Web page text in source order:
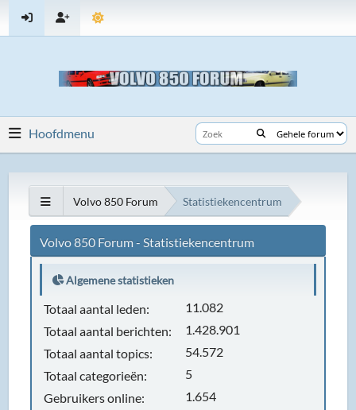
Hoofdmenu
Volvo 850 Forum Statistiekencentrum
Volvo 850 Forum - Statistiekencentrum
Algemene statistieken
Totaal aantal leden:
11.082
Totaal aantal berichten:
1.428.901
Totaal aantal topics:
54.572
Totaal categorieën:
5
Gebruikers online:
1.654